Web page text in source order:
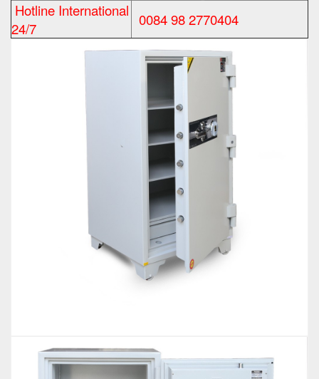
Hotline International
24/7
0084 98 2770404